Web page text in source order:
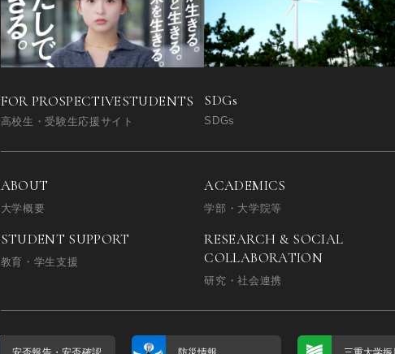
FOR PROSPECTIVESTUDENTS
高校生・受験生応援サイト
SDGs
SDGs
ABOUT
大学概要
ACADEMICS
学部・大学院等
STUDENT SUPPORT
教育・学生支援
RESEARCH & SOCIAL
COLLABORATION
研究・社会連携